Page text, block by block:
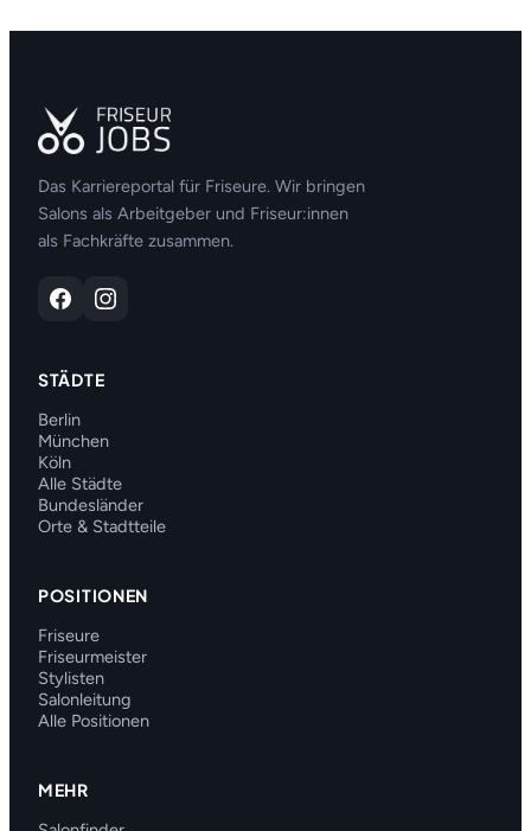
Das Karriereportal für Friseure. Wir bringen
Salons als Arbeitgeber und Friseur:innen
als Fachkräfte zusammen.
STÄDTE
Berlin
München
Köln
Alle Städte
Bundesländer
Orte & Stadtteile
POSITIONEN
Friseure
Friseurmeister
Stylisten
Salonleitung
Alle Positionen
MEHR